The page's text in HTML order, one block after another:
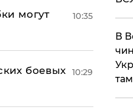
могут
10:35
боевых
10:29
В